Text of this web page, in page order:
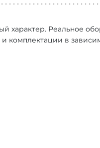
характер. Реальное
комплектации в